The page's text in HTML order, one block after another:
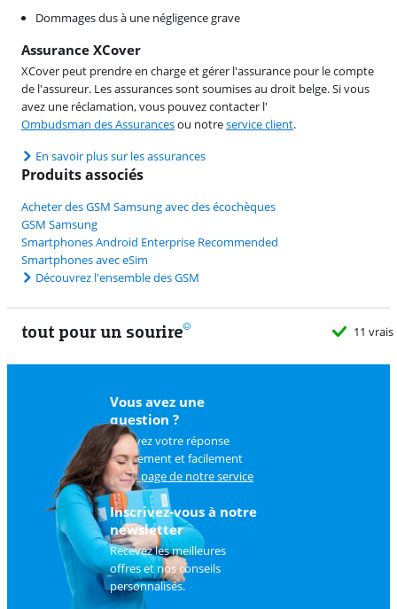
Dommages dus à une négligence grave
Assurance XCover
XCover peut prendre en charge et gérer l'assurance pour le compte
de l'assureur. Les assurances sont soumises au droit belge. Si vous
avez une réclamation, vous pouvez contacter l'
Ombudsman des Assurancesou notreservice client.
En savoir plus sur les assurances
Produits associés
Acheter des GSM Samsung avec des écochèques
GSM Samsung
Smartphones Android Enterprise Recommended
Smartphones avec eSim
Découvrez l'ensemble des GSM
tout pour un sourire 11
Vous avez une
question ?
Trouvez votre réponse
rapidement et facilement
surla page de notre service
client.
Inscrivez-vous à notre
newsletter
Recevez les meilleures
offres et nos conseils
personnalisés.